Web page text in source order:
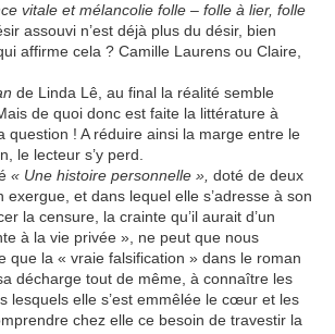
vitale et mélancolie folle – folle à lier, folle
assouvi n’est déjà plus du désir, bien
affirme cela ? Camille Laurens ou Claire,
de Linda Lê, au final la réalité semble
de quoi donc est faite la littérature à
question ! A réduire ainsi la marge entre le
le lecteur s’y perd.
« Une histoire personnelle », doté de deux
exergue, et dans lequel elle s’adresse à son
la censure, la crainte qu’il aurait d’un
à la vie privée », ne peut que nous
que la « vraie falsification » dans le roman
décharge tout de même, à connaître les
lesquels elle s’est emmêlée le cœur et les
chez elle ce besoin de travestir la